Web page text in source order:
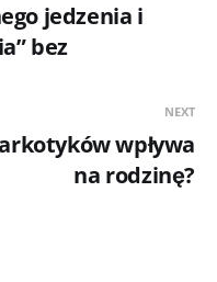
jedzenia i
bez
NEXT
wpływa
na rodzinę?